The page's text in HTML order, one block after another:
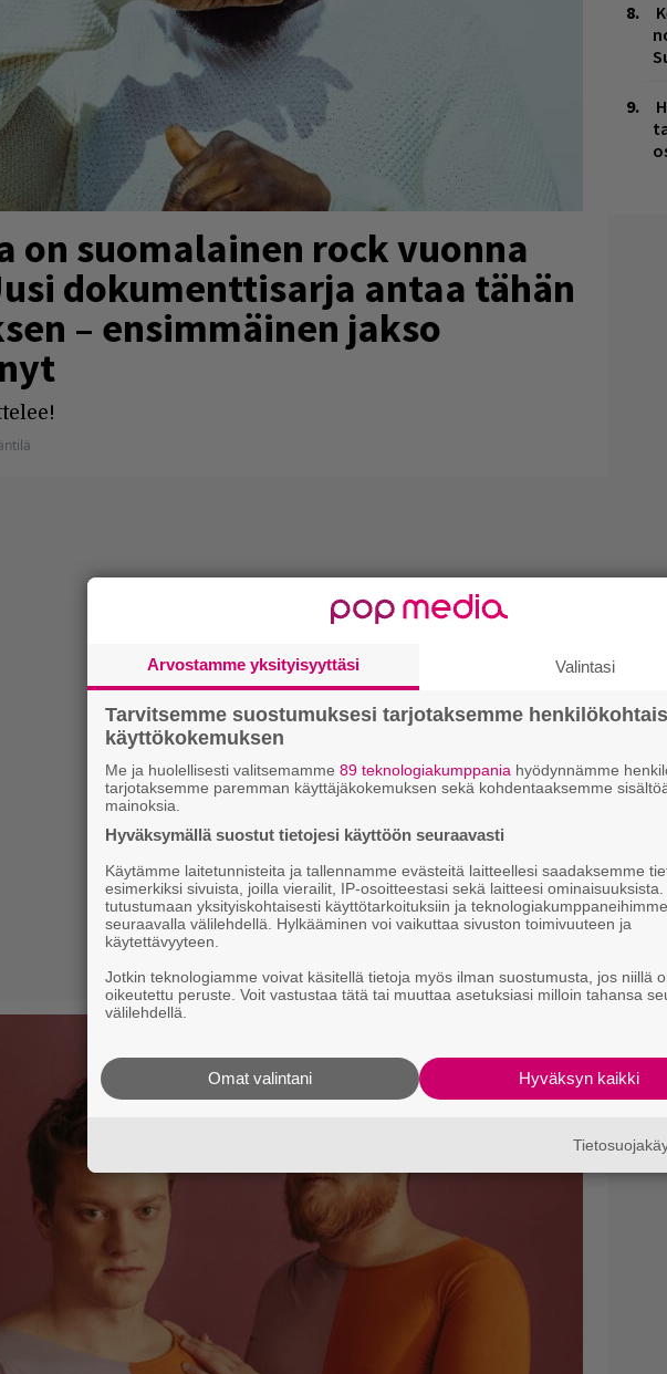
on suomalainen rock vuonna
dokumenttisarja antaa tähän
– ensimmäinen jakso
Arvostamme yksityisyyttäsi Valintasi
Tarvitsemme suostumuksesi tarjotaksemme
käyttökokemuksen
Me ja huolellisesti valitsemamme 89 teknologiakumppania hyödynnämme
tarjotaksemme paremman käyttäjäkokemuksen sekä kohdentaaksemme
mainoksia.
Hyväksymällä suostut tietojesi käyttöön seuraavasti
Käytämme laitetunnisteita ja tallennamme evästeitä laitteellesi saadaksemme
esimerkiksi sivuista, joilla vierailit, IP-osoitteestasi sekä laitteesi
tutustumaan yksityiskohtaisesti käyttötarkoituksiin ja teknologiakumppaneihimme
seuraavalla välilehdellä. Hylkääminen voi vaikuttaa sivuston toimivuuteen ja
käytettävyyteen.
Jotkin teknologiamme voivat käsitellä tietoja myös ilman suostumusta, jos niillä
oikeutettu peruste. Voit vastustaa tätä tai muuttaa asetuksiasi milloin tahansa
välilehdellä.
Hyväksyn kaikki
Omat valintani